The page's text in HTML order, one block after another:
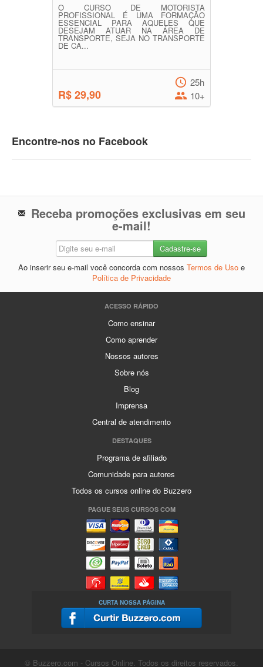
O CURSO DE MOTORISTA
PROFISSIONAL É UMA FORMAÇÃO
ESSENCIAL PARA AQUELES QUE
DESEJAM ATUAR NA ÁREA DE
TRANSPORTE, SEJA NO TRANSPORTE
DE CA...
R$ 29,90
25h
10+
Encontre-nos no Facebook
Receba promoções exclusivas em seu
e-mail!
Ao inserir seu e-mail você concorda com nossos Termos de Uso e
Política de Privacidade
ACESSO RÁPIDO
Como ensinar
Como aprender
Nossos autores
Sobre nós
Blog
Imprensa
Central de atendimento
DESTAQUES
Programa de afiliado
Comunidade para autores
Todos os cursos online do Buzzero
PAGUE SEUS CURSOS COM
CURTA NOSSA PÁGINA
© Buzzero.com - Cursos Online. Todos os direitos reservados.